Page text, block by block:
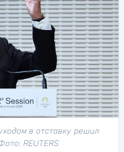
в отставку решил
REUTERS